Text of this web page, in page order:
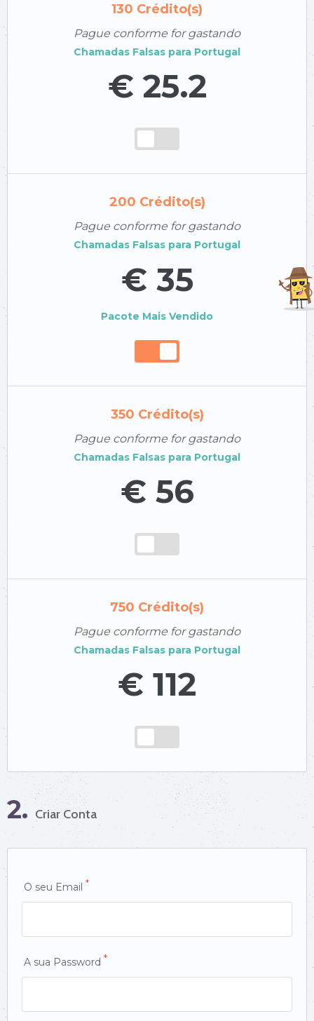
130 Crédito(s)
Pague conforme for gastando
Chamadas Falsas para Portugal
€ 25.2
200 Crédito(s)
Pague conforme for gastando
Chamadas Falsas para Portugal
€ 35
Pacote Mais Vendido
350 Crédito(s)
Pague conforme for gastando
Chamadas Falsas para Portugal
€ 56
750 Crédito(s)
Pague conforme for gastando
Chamadas Falsas para Portugal
€ 112
2. Criar Conta
O seu Email *
A sua Password *